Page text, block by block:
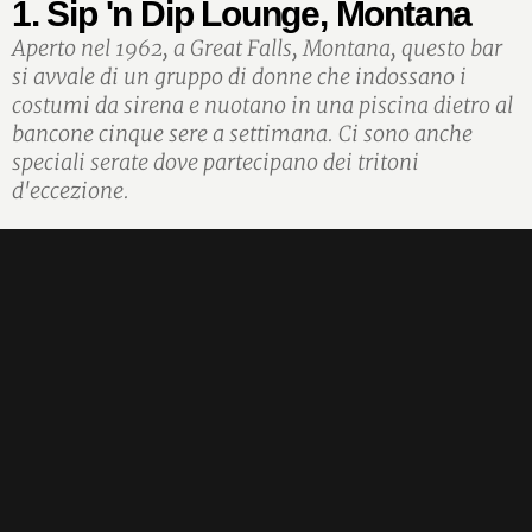
1. Sip 'n Dip Lounge, Montana
Aperto nel 1962, a Great Falls, Montana, questo bar
si avvale di un gruppo di donne che indossano i
costumi da sirena e nuotano in una piscina dietro al
bancone cinque sere a settimana. Ci sono anche
speciali serate dove partecipano dei tritoni
d'eccezione.